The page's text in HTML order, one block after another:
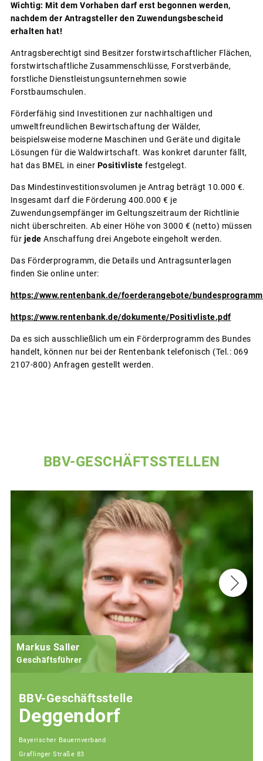
Wichtig: Mit dem Vorhaben darf erst begonnen werden,
nachdem der Antragsteller den Zuwendungsbescheid
erhalten hat!
Antragsberechtigt sind Besitzer forstwirtschaftlicher Flächen,
forstwirtschaftliche Zusammenschlüsse, Forstverbände,
forstliche Dienstleistungsunternehmen sowie
Forstbaumschulen.
Förderfähig sind Investitionen zur nachhaltigen und
umweltfreundlichen Bewirtschaftung der Wälder,
beispielsweise moderne Maschinen und Geräte und digitale
Lösungen für die Waldwirtschaft. Was konkret darunter fällt,
hat das BMEL in einer Positivliste festgelegt.
Das Mindestinvestitionsvolumen je Antrag beträgt 10.000 €.
Insgesamt darf die Förderung 400.000 € je
Zuwendungsempfänger im Geltungszeitraum der Richtlinie
nicht überschreiten. Ab einer Höhe von 3000 € (netto) müssen
für jede Anschaffung drei Angebote eingeholt werden.
Das Förderprogramm, die Details und Antragsunterlagen
finden Sie online unter:
https://www.rentenbank.de/foerderangebote/
https://www.rentenbank.de/dokumente/Positivliste.pdf
Da es sich ausschließlich um ein Förderprogramm des Bundes
handelt, können nur bei der Rentenbank telefonisch (Tel.: 069
2107-800) Anfragen gestellt werden.
BBV-GESCHÄFTSSTELLEN
Markus Saller
Geschäftsführer
BBV-Geschäftsstelle
Deggendorf
Bayerischer Bauernverband
Graflinger Straße 83